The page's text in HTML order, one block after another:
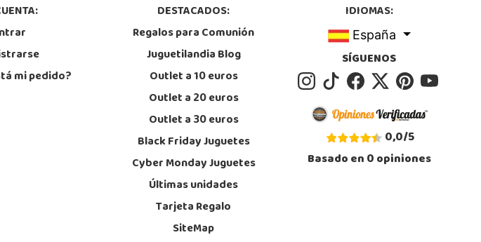
mi pedido?
DESTACADOS:
Regalos para Comunión
Juguetilandia Blog
Outlet a 10 euros
Outlet a 20 euros
Outlet a 30 euros
Black Friday Juguetes
Cyber Monday Juguetes
Últimas unidades
Tarjeta Regalo
SiteMap
IDIOMAS:
España
SÍGUENOS
0,0/5
Basado en0opiniones